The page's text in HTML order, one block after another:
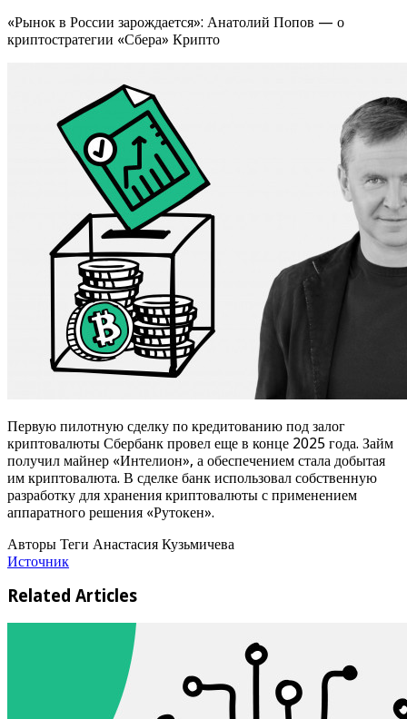
«Рынок в России зарождается»: Анатолий Попов — о
криптостратегии «Сбера» Крипто
Первую пилотную сделку по кредитованию под залог
криптовалюты Сбербанк провел еще в конце 2025 года. Займ
получил майнер «Интелион», а обеспечением стала добытая
им криптовалюта. В сделке банк использовал собственную
разработку для хранения криптовалюты с применением
аппаратного решения «Рутокен».
Авторы Теги Анастасия Кузьмичева
Источник
Related Articles